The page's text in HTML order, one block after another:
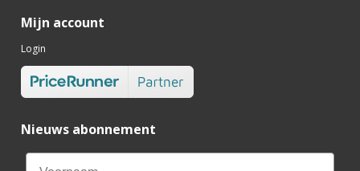
Mijn account
Login
Nieuws abonnement